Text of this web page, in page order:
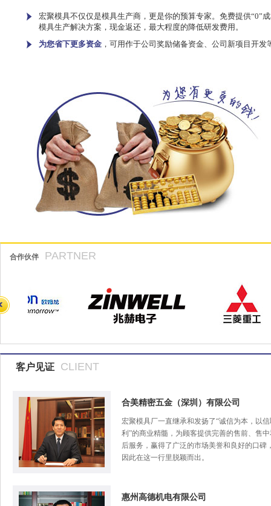
宏聚模具不仅仅是模具生产商，更是你的预算专家。免费提供“0”
模具生产解决方案，现金返还，最大程度的降低研发费用。
为您省下更多资金 ，可用作于公司奖励储备资金、公司新项目开发
合作伙伴 PARTNER
客户见证 CLIENT
合美精密五金（深圳）有限公司
宏聚模具厂一直继承和发扬了“诚信为本，以信
利”的商业精髓，为顾客提供完善的售前、售
后服务，赢得了广泛的市场美誉和良好的口碑
因此在这一行里脱颖而出。
惠州高德机电有限公司